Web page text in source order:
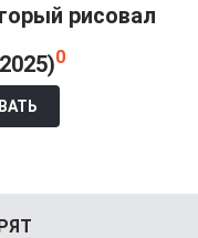
рисовал
0